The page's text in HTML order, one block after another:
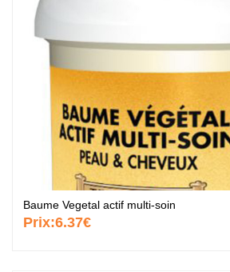
Baume Vegetal actif multi-soin
Prix:6.37€